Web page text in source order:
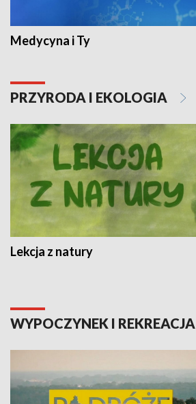
Medycyna i Ty
PRZYRODA I EKOLOGIA
Lekcja z natury
WYPOCZYNEK I REKREACJA